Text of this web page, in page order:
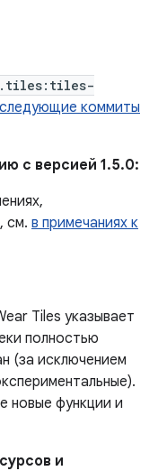
следующие коммиты
с версией 1.5.0:
см. в примечаниях к
Tiles указывает
полностью
(за исключением
новые функции и
и